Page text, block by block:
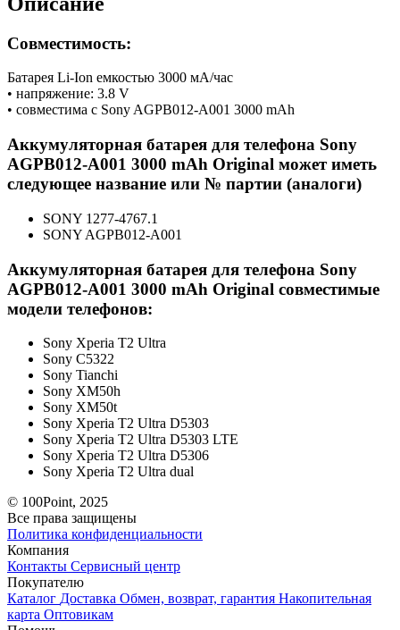
Совместимость:
Батарея Li-Ion емкостью 3000 мА/час
• напряжение: 3.8 V
• совместима с Sony AGPB012-A001 3000 mAh
Аккумуляторная батарея для телефона Sony
AGPB012-A001 3000 mAh Original может иметь
следующее название или № партии (аналоги)
SONY 1277-4767.1
SONY AGPB012-A001
Аккумуляторная батарея для телефона Sony
AGPB012-A001 3000 mAh Original совместимые
модели телефонов:
Sony Xperia T2 Ultra
Sony C5322
Sony Tianchi
Sony XM50h
Sony XM50t
Sony Xperia T2 Ultra D5303
Sony Xperia T2 Ultra D5303 LTE
Sony Xperia T2 Ultra D5306
Sony Xperia T2 Ultra dual
© 100Point, 2025
Все права защищены
Политика конфиденциальности
Компания
Контакты Сервисный центр
Покупателю
Каталог Доставка Обмен, возврат, гарантия Накопительная
карта Оптовикам